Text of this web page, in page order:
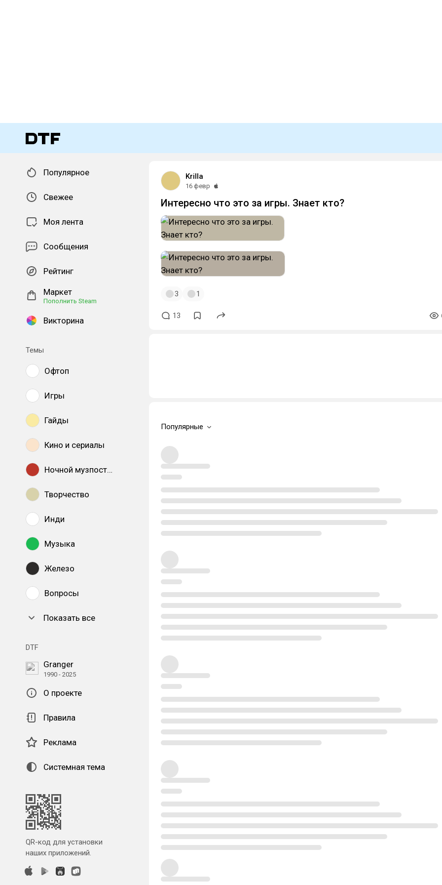
Популярное
Свежее
Моя лента
Сообщения
Рейтинг
Маркет
Пополнить Steam
Викторина
Темы
Офтоп
Игры
Гайды
Кино и сериалы
Ночной музпостинг
Творчество
Инди
Музыка
Железо
Вопросы
Показать все
DTF
Granger
1990 - 2025
О проекте
Правила
Реклама
Системная тема
QR-код для установки
наших приложений.
Krilla
16 февр
Интересно что это за игры. Знает кто?
3 1
13
Популярные